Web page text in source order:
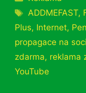
Štítky
ADDMEFAST,
Plus, Internet,
propagace na
zdarma, reklama
YouTube